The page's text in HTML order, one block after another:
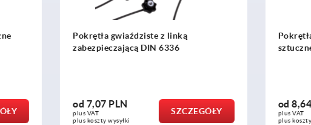
Pokrętła gwiaździste z tworzywa
sztucznego z odsadzoną tuleją stalową
od8,64 PLN
plus VAT
plus koszty wysyłki
SZCZEGÓŁY
od
plus VAT
plus